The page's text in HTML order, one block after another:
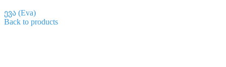
ევა (Eva)
Back to products